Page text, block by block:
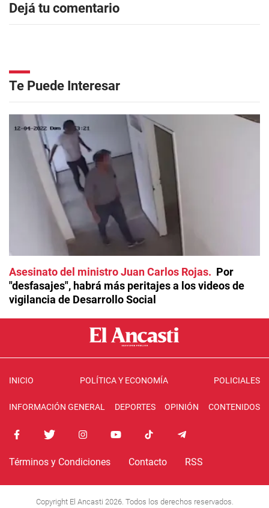
Dejá tu comentario
Te Puede Interesar
Asesinato del ministro Juan Carlos Rojas
Por
"desfasajes", habrá más peritajes a los videos de
vigilancia de Desarrollo Social
INICIO POLÍTICA Y ECONOMÍA POLICIALES
INFORMACIÓN GENERAL DEPORTES OPINIÓN CONTENIDOS
Términos y Condiciones Contacto RSS
Copyright El Ancasti 2026. Todos los derechos reservados.